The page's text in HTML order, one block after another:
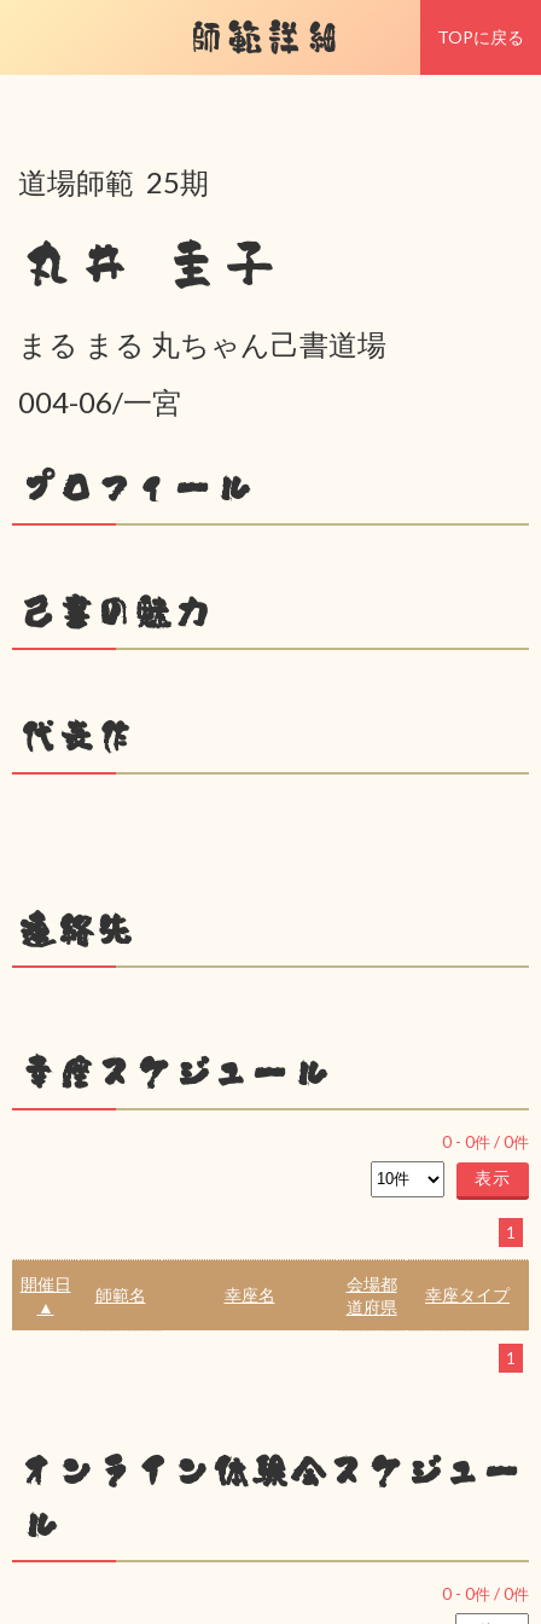
師範詳細 TOPに戻る
道場師範 25期
丸井 圭子
まる まる 丸ちゃん己書道場
004-06/一宮
プロフィール
己書の魅力
代表作
連絡先
幸座スケジュール
0 - 0件 /0件
1
開催日
▲
師範名 幸座名
会場都
道府県
幸座タイプ
1
オンライン体験会スケジュー
ル
0 - 0件 /0件